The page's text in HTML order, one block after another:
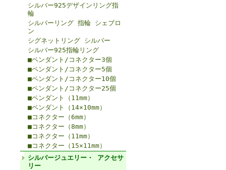
シルバー925デザインリング指
輪
シルバーリング 指輪 シェブロ
ン
シグネットリング シルバー
シルバー925指輪リング
■ペンダント/コネクター3個
■ペンダント/コネクター5個
■ペンダント/コネクター10個
■ペンダント/コネクター25個
■ペンダント（11mm）
■ペンダント（14×10mm）
■コネクター（6mm）
■コネクター（8mm）
■コネクター（11mm）
■コネクター（15×11mm）
シルバージュエリー・ アクセサ
リー